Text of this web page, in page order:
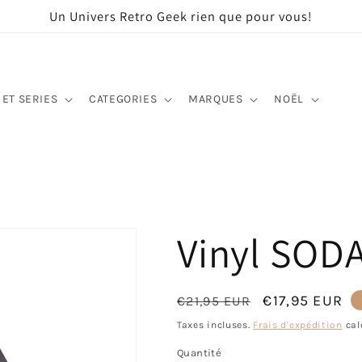
Un Univers Retro Geek rien que pour vous!
SERIES CATEGORIES MARQUES NOËL
Vinyl
Prix
habituel
€21,95 EUR
Prix
€17,95 EUR
Taxes incluses. Frais d'expédition
Quantité
Quantité